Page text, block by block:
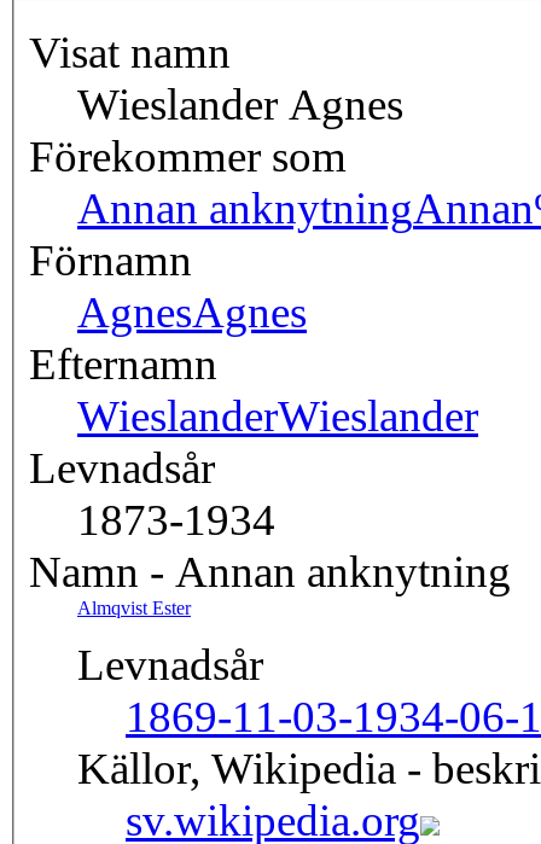
Visat namn
Wieslander Agnes
Förekommer som
Annan anknytning
Förnamn
AgnesAgnes
Efternamn
WieslanderWieslander
Levnadsår
1873-1934
Namn - Annan anknytning
Almqvist Ester
Levnadsår
1869-11-03-1934-06-
Källor, Wikipedia -
sv.wikipedia.org